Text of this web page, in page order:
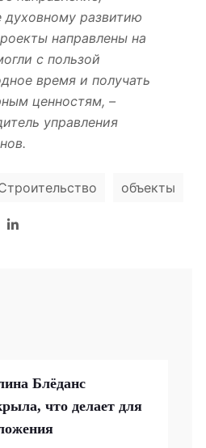
развитию
направлены на
с пользой
время и получать
ценностям, –
управления
объекты
Блёданс
что делает для